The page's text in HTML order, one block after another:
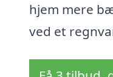
hjem mere
ved et